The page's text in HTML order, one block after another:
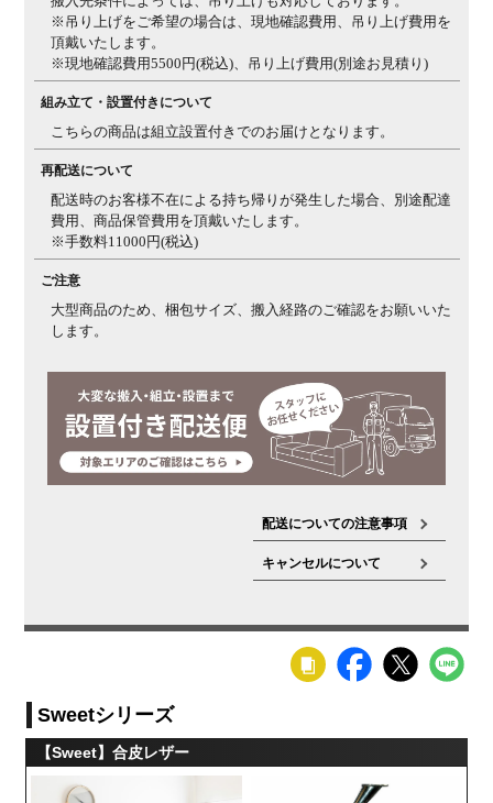
※吊り上げをご希望の場合は、現地確認費用、吊り上げ費用を
頂戴いたします。
※現地確認費用5500円(税込)、吊り上げ費用(別途お見積り)
組み立て・設置付きについて
こちらの商品は組立設置付きでのお届けとなります。
再配送について
配送時のお客様不在による持ち帰りが発生した場合、別途配達
費用、商品保管費用を頂戴いたします。
※手数料11000円(税込)
ご注意
大型商品のため、梱包サイズ、搬入経路のご確認をお願いいた
します。
配送についての注意事項
キャンセルについて